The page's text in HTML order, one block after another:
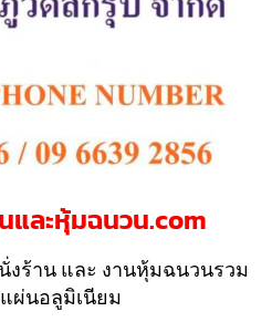
ละหุ้มฉนวน.com
งร้าน และ งานหุ้มฉนวนรวม
ผ่นอลูมิเนียม